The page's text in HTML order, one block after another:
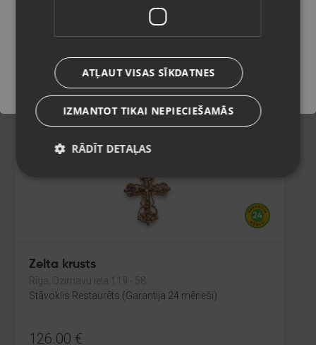
Stāvoklis Restaurēts (Garantija 24 mēneši)
489.00 €
22.23€/mēn.
Zelta krusts
Rīga, Dzirnavu iela 119 - 58
Stāvoklis Restaurēts (Garantija 24 mēneši)
126.00 €
Saglabāt
ATĻAUT VISAS SĪKDATNES
IZMANTOT TIKAI NEPIECIEŠAMĀS
RĀDĪT DETAĻAS